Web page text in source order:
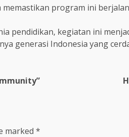
program ini
pendidikan, kegiatan ini
generasi Indonesia yang
marked *